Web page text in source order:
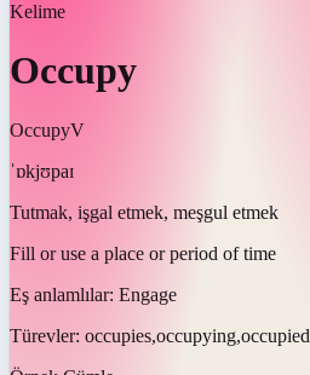
Kelime
Occupy
OccupyV
ˈɒkjʊpaɪ
Tutmak, işgal etmek, meşgul etmek
Fill or use a place or period of time
Eş anlamlılar: Engage
Türevler: occupies,occupying,occupied